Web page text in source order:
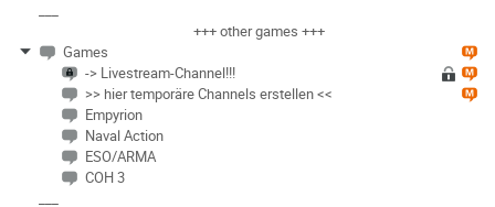
+++ other games +++
Games
-> Livestream-Channel!!!
>> hier temporäre Channels erstellen <<
Empyrion
Naval Action
ESO/ARMA
COH 3